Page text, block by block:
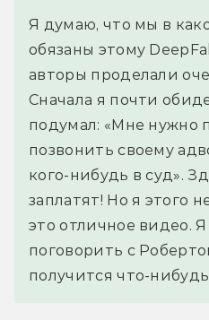
Я думаю, что мы в
обязаны этому
авторы проделали
Сначала я почти
подумал: «Мне нужно
позвонить своему
кого-нибудь в суд».
заплатят! Но я этого
это отличное видео.
поговорить с
получится что-